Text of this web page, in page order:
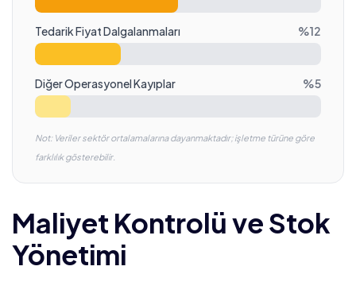
Tedarik Fiyat Dalgalanmaları %12
Diğer Operasyonel Kayıplar %5
Not: Veriler sektör ortalamalarına dayanmaktadır; işletme türüne göre
farklılık gösterebilir.
Maliyet Kontrolü ve Stok
Yönetimi